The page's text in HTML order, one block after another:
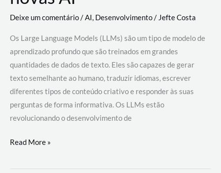
Deixe um comentário/AI, Desenvolvimento/ Jefte Costa
Os Large Language Models (LLMs) são um tipo de modelo de
aprendizado profundo que são treinados em grandes
quantidades de dados de texto. Eles são capazes de gerar
texto semelhante ao humano, traduzir idiomas, escrever
diferentes tipos de conteúdo criativo e responder às suas
perguntas de forma informativa. Os LLMs estão
revolucionando o desenvolvimento de
Large
Models
Read More »